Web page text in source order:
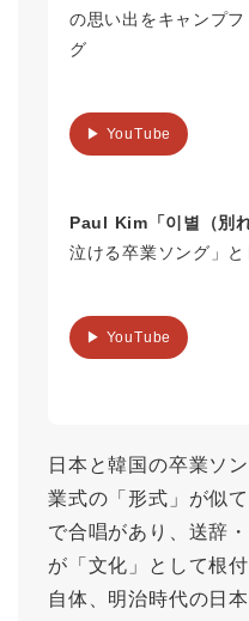
の思い出をキャンプ
グ
▶ YouTube
Paul Kim「이별（別れ
泣ける卒業ソング」
▶ YouTube
日本と韓国の卒業ソ
業式の「形式」が似
で合唱があり、送辞
が「文化」として根
自体、明治時代の日